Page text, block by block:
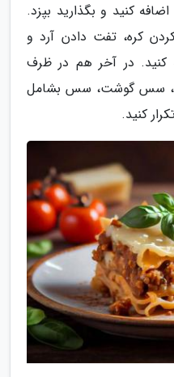
کنید و بگذارید بپزد.
کره، تفت دادن آرد و
کنید. در آخر هم در ظرف
سس گوشت، سس بشامل
کنید.